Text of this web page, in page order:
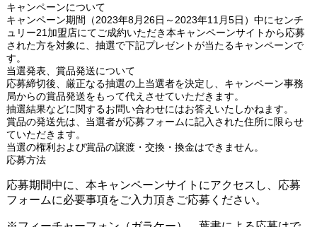
キャンペーンについて
キャンペーン期間（2023年8月26日～2023年11月5日）中にセンチ
ュリー21加盟店にてご成約いただき本キャンペーンサイトから応募
された方を対象に、抽選で下記プレゼントが当たるキャンペーンで
す。
当選発表、賞品発送について
応募締切後、厳正なる抽選の上当選者を決定し、キャンペーン事務
局からの賞品発送をもって代えさせていただきます。
抽選結果などに関するお問い合わせにはお答えいたしかねます。
賞品の発送先は、当選者が応募フォームに記入された住所に限らせ
ていただきます。
当選の権利および賞品の譲渡・交換・換金はできません。
応募方法
応募期間中に、本キャンペーンサイトにアクセスし、応募
フォームに必要事項をご入力頂きご応募ください。